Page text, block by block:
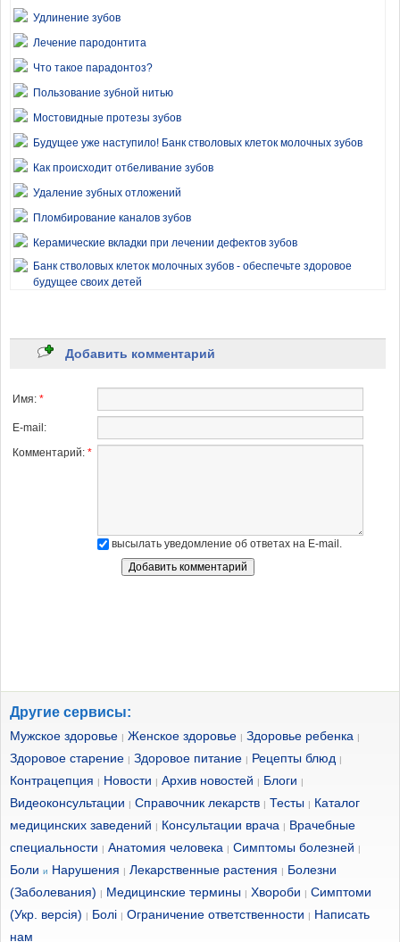
Удлинение зубов
Лечение пародонтита
Что такое парадонтоз?
Пользование зубной нитью
Мостовидные протезы зубов
Будущее уже наступило! Банк стволовых клеток молочных зубов
Как происходит отбеливание зубов
Удаление зубных отложений
Пломбирование каналов зубов
Керамические вкладки при лечении дефектов зубов
Банк стволовых клеток молочных зубов - обеспечьте здоровое
будущее своих детей
Утрата молочных зубов
Что такое пародонтит?
Бреккет-системы
Добавить комментарий
Имя: *
E-mail:
Комментарий: *
высылать уведомление об ответах на E-mail.
Другие сервисы:
Мужское здоровье | Женское здоровье | Здоровье ребенка |
Здоровое старение | Здоровое питание | Рецепты блюд |
Контрацепция | Новости | Архив новостей | Блоги |
Видеоконсультации | Справочник лекарств | Тесты | Каталог
медицинских заведений | Консультации врача | Врачебные
специальности | Анатомия человека | Симптомы болезней |
Боли и Нарушения | Лекарственные растения | Болезни
(Заболевания) | Медицинские термины | Хвороби | Симптоми
(Укр. версія) | Болі | Ограничение ответственности | Написать
нам